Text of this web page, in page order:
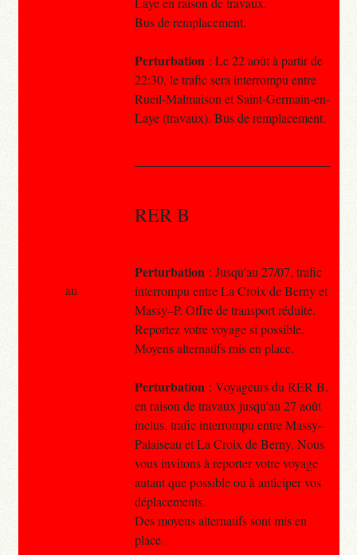
Bus de remplacement.
Perturbation : Le 22 août à partir de
22:30, le trafic sera interrompu entre
Rueil-Malmaison et Saint-Germain-en-
Laye (travaux). Bus de remplacement.
RER B
Perturbation : Jusqu'au 27/07, trafic
interrompu entre La Croix de Berny et
Massy–P. Offre de transport réduite.
Reportez votre voyage si possible.
Moyens alternatifs mis en place.
Perturbation : Voyageurs du RER B,
en raison de travaux jusqu'au 27 août
inclus, trafic interrompu entre Massy–
Palaiseau et La Croix de Berny. Nous
vous invitons à reporter votre voyage
autant que possible ou à anticiper vos
déplacements.
Des moyens alternatifs sont mis en
place.
au